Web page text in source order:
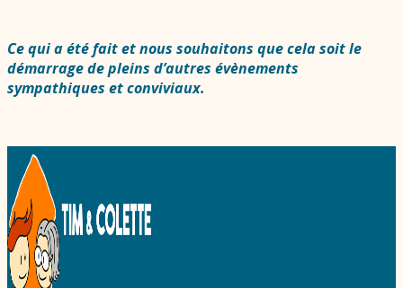
Ce qui a été fait et nous souhaitons que cela soit le
démarrage de pleins d’autres évènements
sympathiques et conviviaux.